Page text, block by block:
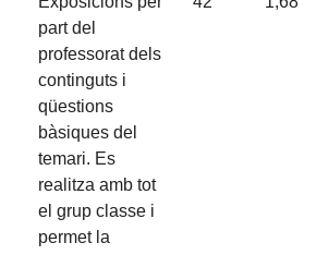
part del
professorat dels
continguts i
qüestions
bàsiques del
temari. Es
realitza amb tot
el grup classe i
permet la